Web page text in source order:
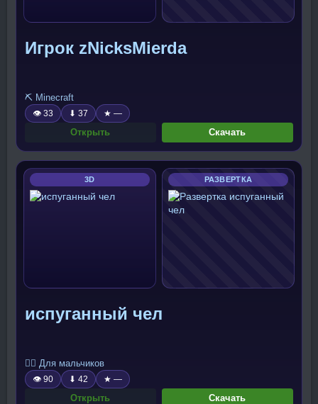
Игрок zNicksMierda
⛏️ Minecraft
👁 33 ⬇ 37 ★ —
Открыть Скачать
3D РАЗВЕРТКА
испуганный чел
🧍‍♂️ Для мальчиков
👁 90 ⬇ 42 ★ —
Открыть Скачать